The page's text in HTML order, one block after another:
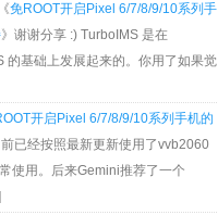
免ROOT开启Pixel 6/7/8/9/10系列手
》谢谢分享 :) TurboIMS 是在
的基础上发展起来的。你用了如果觉
开启Pixel 6/7/8/9/10系列手机的
已经按照最新更新使用了vvb2060
使用。后来Gemini推荐了一个